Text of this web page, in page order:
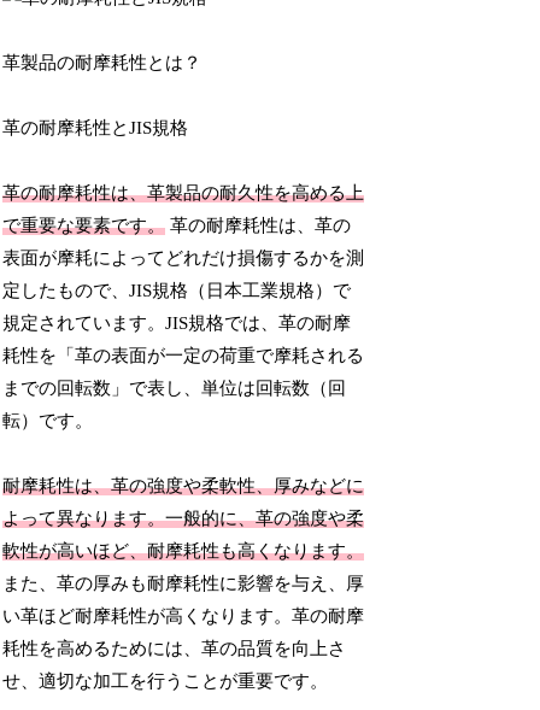
革製品の耐摩耗性とは？
革の耐摩耗性とJIS規格
革の耐摩耗性は、革製品の耐久性を高める上
で重要な要素です。 革の耐摩耗性は、革の
表面が摩耗によってどれだけ損傷するかを測
定したもので、JIS規格（日本工業規格）で
規定されています。JIS規格では、革の耐摩
耗性を「革の表面が一定の荷重で摩耗される
までの回転数」で表し、単位は回転数（回
転）です。
耐摩耗性は、革の強度や柔軟性、厚みなどに
よって異なります。一般的に、革の強度や柔
軟性が高いほど、耐摩耗性も高くなります。
また、革の厚みも耐摩耗性に影響を与え、厚
い革ほど耐摩耗性が高くなります。革の耐摩
耗性を高めるためには、革の品質を向上さ
せ、適切な加工を行うことが重要です。